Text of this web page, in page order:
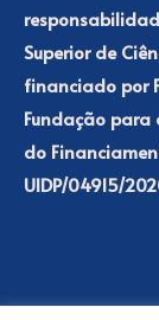
Superior de
financiado por
Fundação para
do
UIDP/04915/